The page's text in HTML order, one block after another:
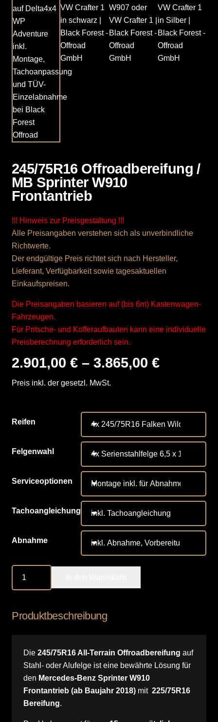
245/75R16 Offroadbereifung /
MB Sprinter W910
Frontantrieb
!!! Hinweis zur Preisgestaltung !!!
Alle Preisangaben verstehen sich als unverbindliche
Richtwerte.
Der endgültige Preis richtet sich nach Hersteller,
Lieferant, Verfügbarkeit sowie tagesaktuellen
Einkaufspreisen.
Die Preisangaben basieren auf (bis 6m) Kastenwagen-
Fahrzeugen.
Für Pritsche- und Kofferaufbauten kann eine individuelle
Preisberechnung erforderlich sein.
2.901,00 € – 3.865,00 €
Preis inkl. der gesetzl. MwSt.
Reifen
Felgenwahl
Serviceoptionen
Tachoangleichung
Abnahme
Sprinter
Produktbeschreibung
Die 245/75R16 All-Terrain Offroadbereifung auf
Stahl- oder Alufelge ist eine bewährte Lösung für
den Mercedes-Benz Sprinter W910
Frontantrieb (ab Baujahr 2018) mit 225/75R16
Bereifung.